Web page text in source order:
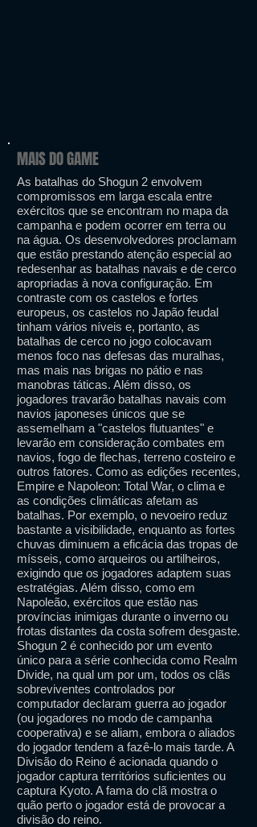
MAIS DO GAME
As batalhas do Shogun 2 envolvem
compromissos em larga escala entre
exércitos que se encontram no mapa da
campanha e podem ocorrer em terra ou
na água. Os desenvolvedores proclamam
que estão prestando atenção especial ao
redesenhar as batalhas navais e de cerco
apropriadas à nova configuração. Em
contraste com os castelos e fortes
europeus, os castelos no Japão feudal
tinham vários níveis e, portanto, as
batalhas de cerco no jogo colocavam
menos foco nas defesas das muralhas,
mas mais nas brigas no pátio e nas
manobras táticas. Além disso, os
jogadores travarão batalhas navais com
navios japoneses únicos que se
assemelham a "castelos flutuantes" e
levarão em consideração combates em
navios, fogo de flechas, terreno costeiro e
outros fatores. Como as edições recentes,
Empire e Napoleon: Total War, o clima e
as condições climáticas afetam as
batalhas. Por exemplo, o nevoeiro reduz
bastante a visibilidade, enquanto as fortes
chuvas diminuem a eficácia das tropas de
mísseis, como arqueiros ou artilheiros,
exigindo que os jogadores adaptem suas
estratégias. Além disso, como em
Napoleão, exércitos que estão nas
províncias inimigas durante o inverno ou
frotas distantes da costa sofrem desgaste.
Shogun 2 é conhecido por um evento
único para a série conhecida como Realm
Divide, na qual um por um, todos os clãs
sobreviventes controlados por
computador declaram guerra ao jogador
(ou jogadores no modo de campanha
cooperativa) e se aliam, embora o aliados
do jogador tendem a fazê-lo mais tarde. A
Divisão do Reino é acionada quando o
jogador captura territórios suficientes ou
captura Kyoto. A fama do clã mostra o
quão perto o jogador está de provocar a
divisão do reino.